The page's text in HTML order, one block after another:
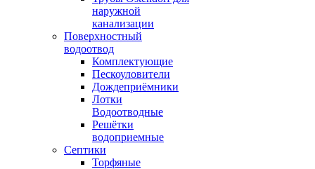
наружной
канализации
Поверхностный
водоотвод
Комплектующие
Пескоуловители
Дождеприёмники
Лотки
Водоотводные
Решётки
водоприемные
Септики
Торфяные